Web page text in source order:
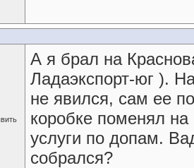
А я брал на
Ладаэкспорт-юг ).
не явился, сам ее
коробке поменял
услуги по допам.
собрался?